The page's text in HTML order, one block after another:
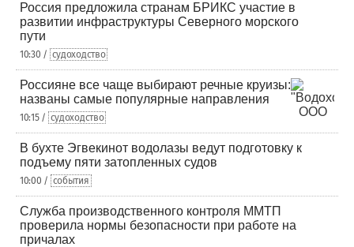
Россия предложила странам БРИКС участие в
развитии инфраструктуры Северного морского
пути
10:30 / судоходство
Россияне все чаще выбирают речные круизы:
названы самые популярные направления
10:15 / судоходство
В бухте Эгвекинот водолазы ведут подготовку к
подъему пяти затопленных судов
10:00 / события
Служба производственного контроля ММТП
проверила нормы безопасности при работе на
причалах